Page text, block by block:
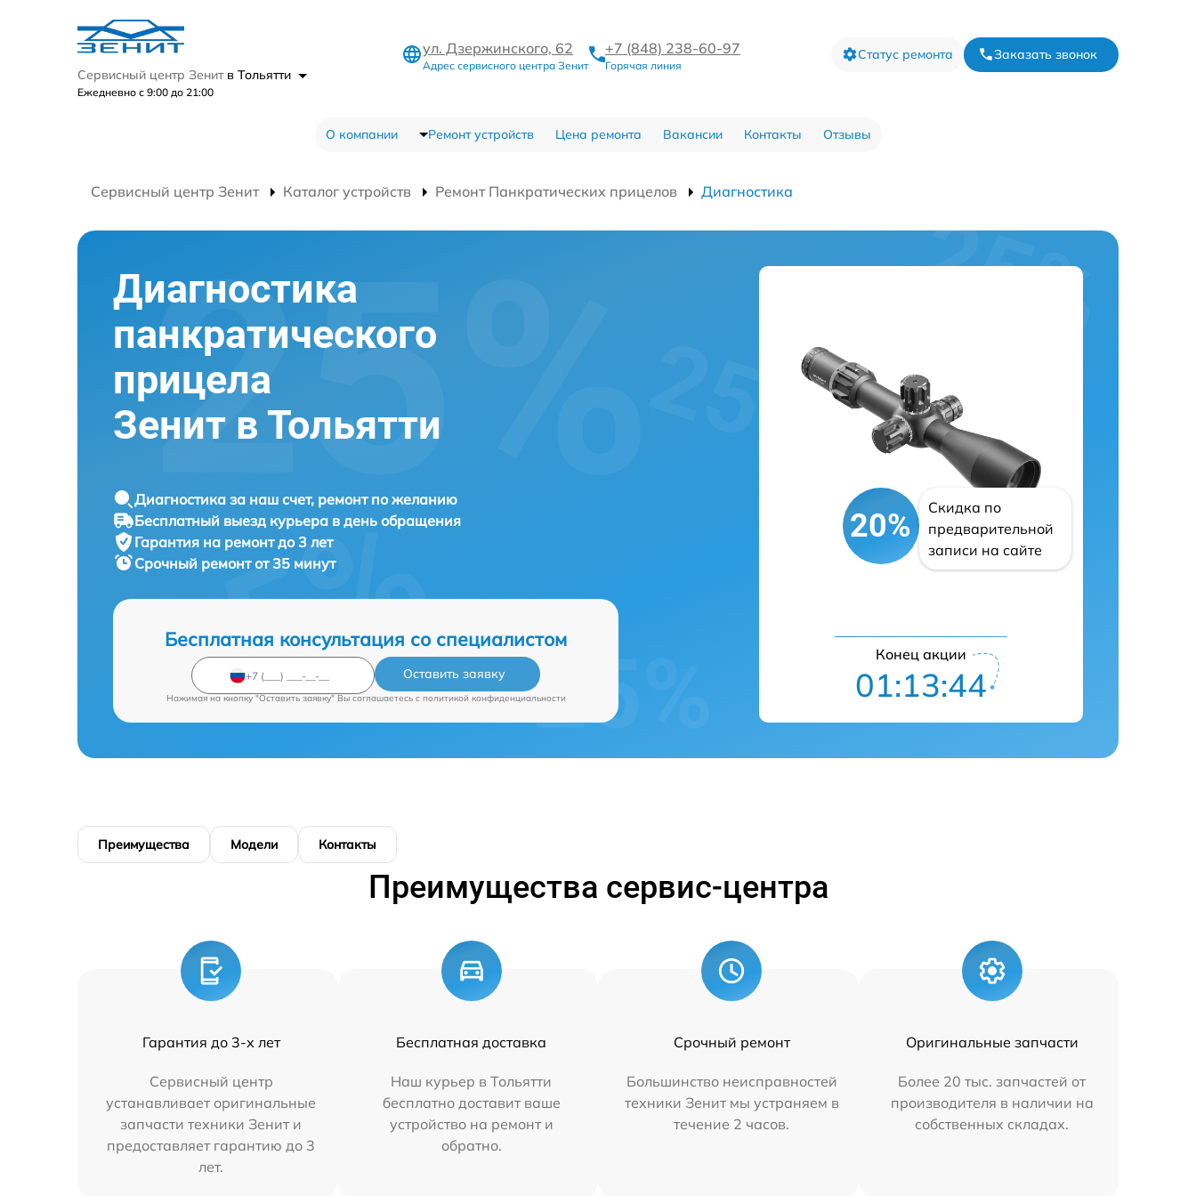
Сервисный центр Зенит в Тольятти
Ежедневно с 9:00 до 21:00
ул. Дзержинского, 62
Адрес сервисного центра Зенит
+7 (848) 238-60-97
Горячая линия
Статус ремонта Заказать звонок
О компании Ремонт устройств Цена ремонта Вакансии Контакты Отзывы
Сервисный центр Зенит Каталог устройств Ремонт Панкратических прицелов Диагностика
Диагностика
панкратического
прицела
Зенит в Тольятти
Диагностика за наш счет, ремонт по желанию
Бесплатный выезд курьера в день обращения
Гарантия на ремонт до 3 лет
Срочный ремонт от 35 минут
Бесплатная консультация со специалистом
Оставить заявку
Нажимая на кнопку "Оставить заявку" Вы соглашаетесь c политикой конфиденциальности
20%
Скидка по
предварительной
записи на сайте
Конец акции
01:13:43
Преимущества Модели Контакты
Преимущества сервис-центра
Гарантия до 3-х лет
Сервисный центр
устанавливает оригинальные
запчасти техники Зенит и
предоставляет гарантию до 3
лет.
Бесплатная доставка
Наш курьер в Тольятти
бесплатно доставит ваше
устройство на ремонт и
обратно.
Срочный ремонт
Большинство неисправностей
техники Зенит мы устраняем в
течение 2 часов.
Оригинальные запчасти
Более 20 тыс. запчастей от
производителя в наличии на
собственных складах.